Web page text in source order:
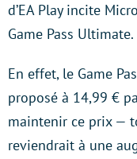
d’EA Play incite
Game Pass Ultimate.
En effet, le Game
proposé à 14,99 €
maintenir ce prix —
reviendrait à une